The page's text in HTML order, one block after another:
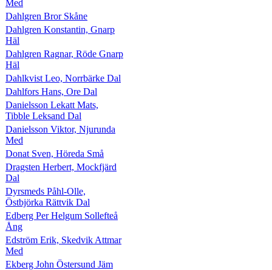
Med
Dahlgren Bror Skåne
Dahlgren Konstantin, Gnarp
Häl
Dahlgren Ragnar, Röde Gnarp
Häl
Dahlkvist Leo, Norrbärke Dal
Dahlfors Hans, Ore Dal
Danielsson Lekatt Mats,
Tibble Leksand Dal
Danielsson Viktor, Njurunda
Med
Donat Sven, Höreda Små
Dragsten Herbert, Mockfjärd
Dal
Dyrsmeds Påhl-Olle,
Östbjörka Rättvik Dal
Edberg Per Helgum Sollefteå
Ång
Edström Erik, Skedvik Attmar
Med
Ekberg John Östersund Jäm